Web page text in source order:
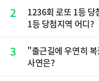
2
1236회 로또 1등 당
1등 당첨지역 어디?
3
"출근길에 우연히
사연은?